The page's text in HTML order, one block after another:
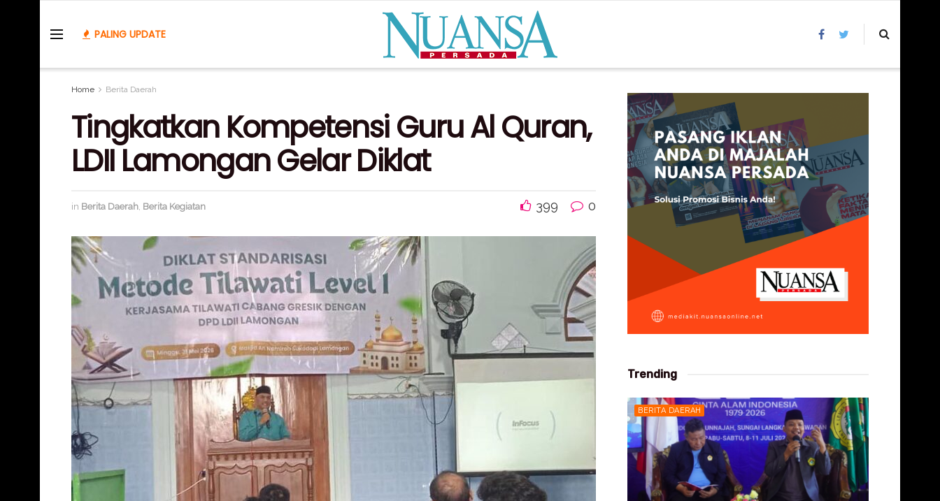
PALING UPDATE
Home Berita Daerah
Tingkatkan Kompetensi Guru Al Quran,
LDII Lamongan Gelar Diklat
in Berita Daerah Berita Kegiatan 399 0
Trending
BERITA DAERAH